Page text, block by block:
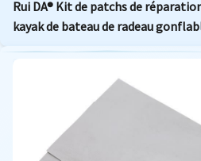
Rui DA® Kit de patchs de
kayak de bateau de radeau